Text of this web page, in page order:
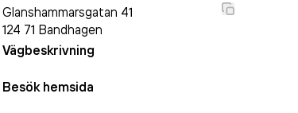
Glanshammarsgatan 41
124 71 Bandhagen
Vägbeskrivning
Besök hemsida